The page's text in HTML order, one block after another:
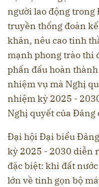
người lao động trong
truyền thống đoàn
khăn, nêu cao tinh
mạnh phong trào thi
phấn đấu hoàn
nhiệm vụ mà Nghị
nhiệm kỳ 2025 -
Nghị quyết của Đảng
Đại hội Đại biểu
kỳ 2025 - 2030 diễn
đặc biệt: khi đất
lớn về tinh gọn bộ